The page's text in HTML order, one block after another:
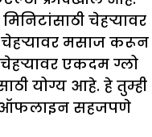
चेहऱ्यावर
मसाज करून
एकदम ग्लो
योग्य आहे. हे तुम्ही
ऑफलाइन सहजपणे